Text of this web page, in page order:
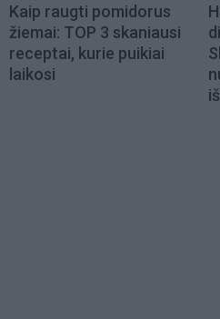
Kaip raugti pomidorus
žiemai: TOP 3 skaniausi
receptai, kurie puikiai
laikosi